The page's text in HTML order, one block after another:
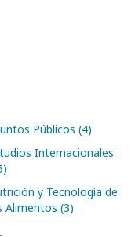
Públicos (4)
Internacionales
y Tecnología de
Alimentos (3)